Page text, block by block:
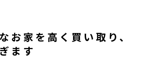
お家を高く買い取り、
ます